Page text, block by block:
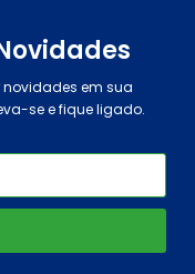
novidades em sua
se e fique ligado.